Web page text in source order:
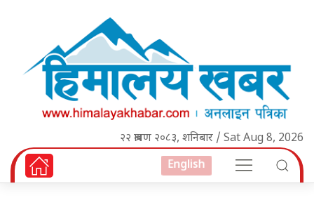
२२ श्रावण २०८३, शनिबार / Sat Aug 8, 2026
English